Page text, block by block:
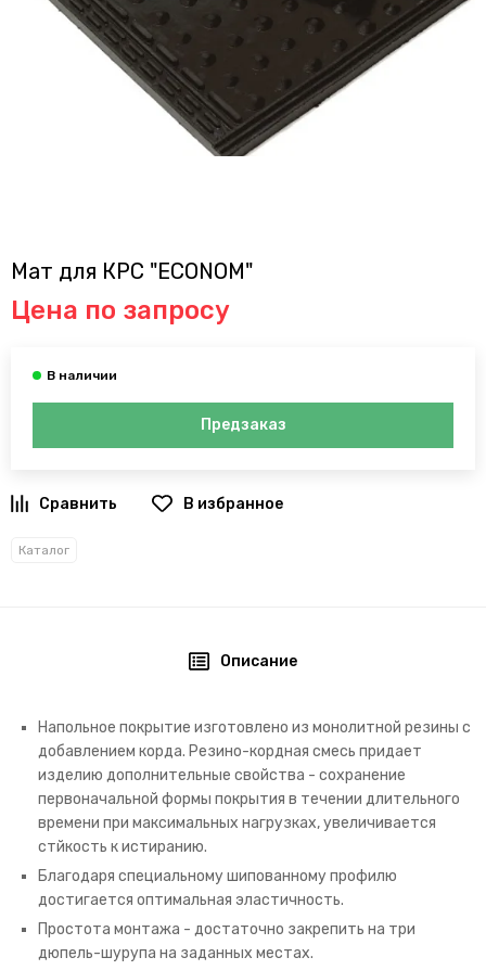
Мат для КРС "ECONOM"
Цена по запросу
Предзаказ
В избранное
Каталог
Описание
Напольное покрытие изготовлено из монолитной резины с
добавлением корда. Резино-кордная смесь придает
изделию дополнительные свойства - сохранение
первоначальной формы покрытия в течении длительного
времени при максимальных нагрузках, увеличивается
стйкость к истиранию.
Благодаря специальному шипованному профилю
достигается оптимальная эластичность.
Простота монтажа - достаточно закрепить на три
дюпель-шурупа на заданных местах.